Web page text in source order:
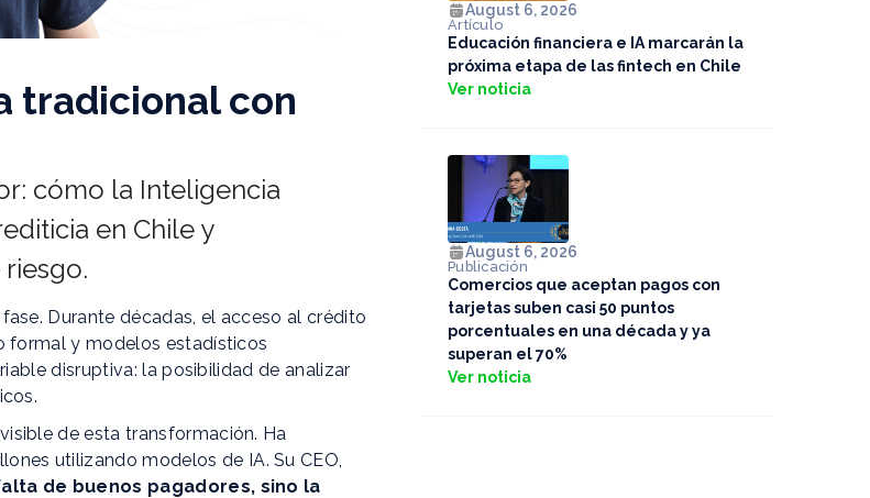
tradicional con
cómo la Inteligencia
en Chile y
Durante décadas, el acceso al crédito
formal y modelos estadísticos
disruptiva: la posibilidad de analizar
de esta transformación. Ha
utilizando modelos de IA. Su CEO,
de buenos pagadores, sino la
August 6, 2026
Artículo
Educación financiera e IA marcarán la
próxima etapa de las fintech en Chile
Ver noticia
August 6, 2026
Publicación
Comercios que aceptan pagos con
tarjetas suben casi 50 puntos
porcentuales en una década y ya
superan el 70%
Ver noticia